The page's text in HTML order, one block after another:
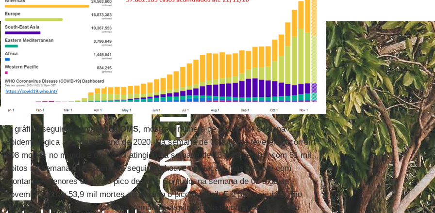
O gráfico seguinte, também daOMS, mostra o número de óbitos por semana
epidemiológica ao longo do ano de 2020. Na semana de 03 a 09 de fevereiro ocorrem
508 mortes no mundo e o pico foi atingido na semana de 13 a 19 de abril com 51 mil
óbitos na semana. Nas semanas seguintes houve oscilação, mas sempre com
montantes menores do que o pico de abril. Contudo, na semana de 02 a 08 de
novembro houve 53,9 mil mortes superando o pico de abril. E o pior, a subida não
parou por ai e aumentou nas duas semanas seguintes. Na semana de 16 a 22 de